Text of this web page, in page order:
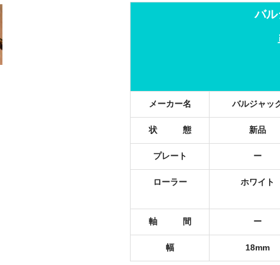
バル
メーカー名 バルジャッ
状 態 新品
プレート ー
ローラー ホワイト
軸 間 ー
幅 18mm